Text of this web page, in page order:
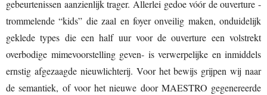
gebeurtenissen aanzienlijk trager. Allerlei gedoe vóór de ouverture -
trommelende “kids” die zaal en foyer onveilig maken, onduidelijk
geklede types die een half uur voor de ouverture een volstrekt
overbodige mimevoorstelling geven- is verwerpelijke en inmiddels
ernstig afgezaagde nieuwlichterij. Voor het bewijs grijpen wij naar
de semantiek, of voor het nieuwe door MAESTRO gegenereerde